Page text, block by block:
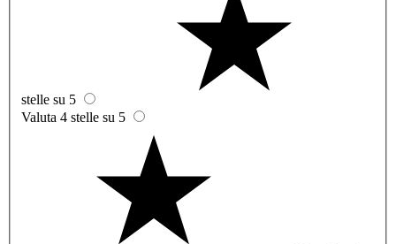
stelle su 5
Valuta 4 stelle su 5